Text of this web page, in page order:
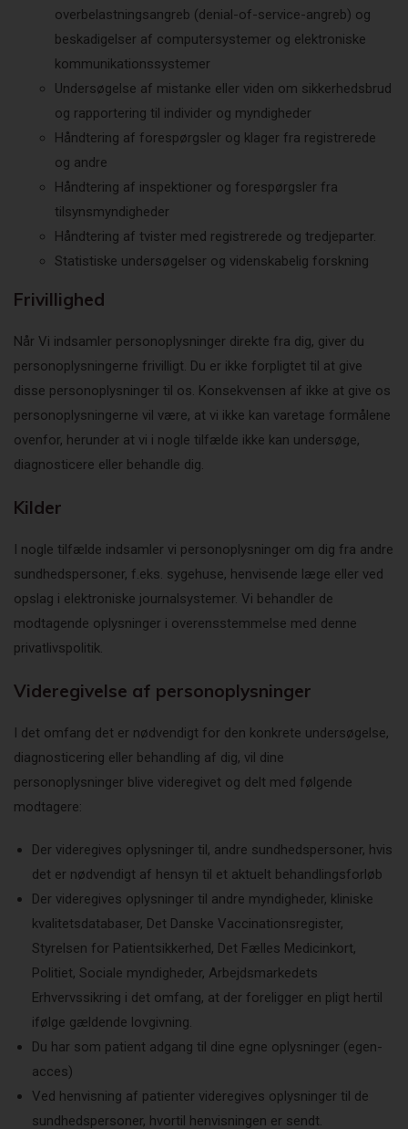
overbelastningsangreb (denial-of-service-angreb) og
beskadigelser af computersystemer og elektroniske
kommunikationssystemer
Undersøgelse af mistanke eller viden om sikkerhedsbrud
og rapportering til individer og myndigheder
Håndtering af forespørgsler og klager fra registrerede
og andre
Håndtering af inspektioner og forespørgsler fra
tilsynsmyndigheder
Håndtering af tvister med registrerede og tredjeparter.
Statistiske undersøgelser og videnskabelig forskning
Frivillighed
Når Vi indsamler personoplysninger direkte fra dig, giver du
personoplysningerne frivilligt. Du er ikke forpligtet til at give
disse personoplysninger til os. Konsekvensen af ikke at give os
personoplysningerne vil være, at vi ikke kan varetage formålene
ovenfor, herunder at vi i nogle tilfælde ikke kan undersøge,
diagnosticere eller behandle dig.
Kilder
I nogle tilfælde indsamler vi personoplysninger om dig fra andre
sundhedspersoner, f.eks. sygehuse, henvisende læge eller ved
opslag i elektroniske journalsystemer. Vi behandler de
modtagende oplysninger i overensstemmelse med denne
privatlivspolitik.
Videregivelse af personoplysninger
I det omfang det er nødvendigt for den konkrete undersøgelse,
diagnosticering eller behandling af dig, vil dine
personoplysninger blive videregivet og delt med følgende
modtagere:
Der videregives oplysninger til, andre sundhedspersoner, hvis
det er nødvendigt af hensyn til et aktuelt behandlingsforløb
Der videregives oplysninger til andre myndigheder, kliniske
kvalitetsdatabaser, Det Danske Vaccinationsregister,
Styrelsen for Patientsikkerhed, Det Fælles Medicinkort,
Politiet, Sociale myndigheder, Arbejdsmarkedets
Erhvervssikring i det omfang, at der foreligger en pligt hertil
ifølge gældende lovgivning.
Du har som patient adgang til dine egne oplysninger (egen-
acces)
Ved henvisning af patienter videregives oplysninger til de
sundhedspersoner, hvortil henvisningen er sendt.